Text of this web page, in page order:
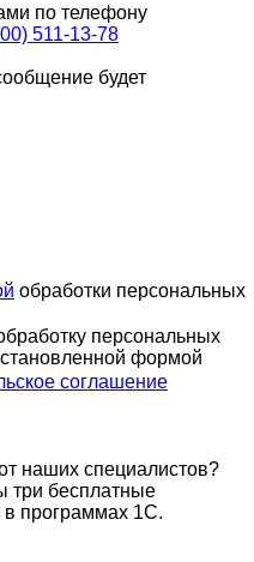
по телефону
511-13-78
будет
обработки персональных
персональных
формой
соглашение
наших специалистов?
три бесплатные
в программах 1С.